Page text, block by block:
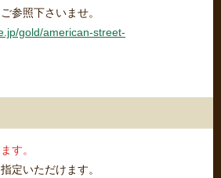
参照下さいませ。
gold/american-street-
す。
定いただけます。